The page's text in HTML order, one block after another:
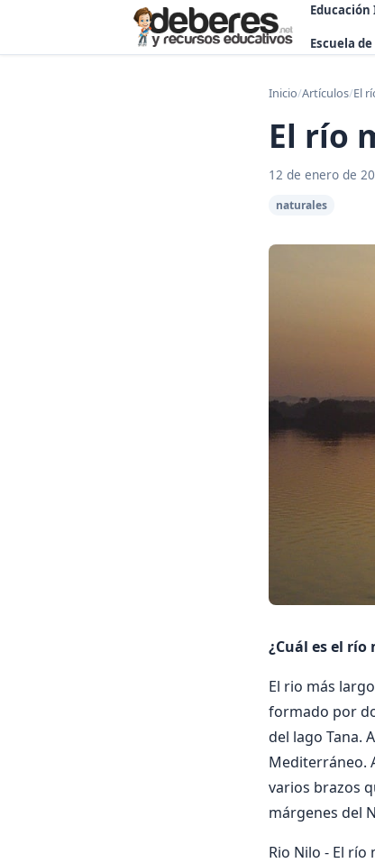
Escuela
Inicio/Artículos/El
El río
12 de enero de
naturales
¿Cuál es el
El rio más
formado por
del lago Tana.
Mediterráneo.
varios brazos
márgenes del
Rio Nilo - El